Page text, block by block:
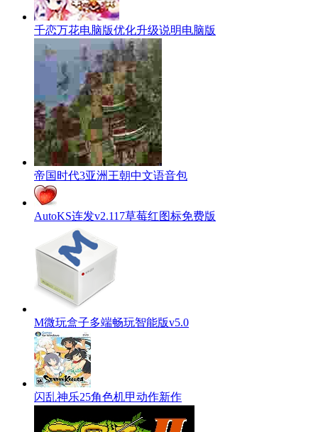
千恋万花电脑版优化升级说明电脑版
帝国时代3亚洲王朝中文语音包
AutoKS连发v2.117草莓红图标免费版
M微玩盒子多端畅玩智能版v5.0
闪乱神乐25角色机甲动作新作